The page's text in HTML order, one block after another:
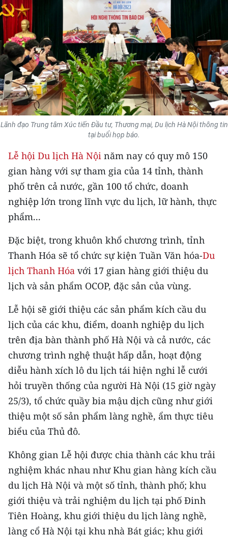
GIÁO DỤC
Y TẾ
KHOA HỌC - CÔNG NGHỆ
MÔI TRƯỜNG
BẠN ĐỌC
KIỂM CHỨNG THÔNG TIN
TRI THỨC CHUYÊN SÂU
54 DÂN TỘC VIỆT NAM
CHƯƠNG TRÌNH OCOP - MỖI XÃ
MỘT SẢN PHẨM
RADIO
MEDIA CENTER
Video
Media Chính trị
Media Kinh tế
Media Văn hóa
Media Xã hội
Media Pháp luật
Media Du lịch
Media Thế giới
Media Thể thao
Media Giáo dục
Lãnh đạo Trung tâm Xúc tiến Đầu tư, Thương mại, Du lịch Hà Nội thông tin
tại buổi họp báo.
Lễ hội Du lịch Hà Nội năm nay có quy mô 150
gian hàng với sự tham gia của 14 tỉnh, thành
phố trên cả nước, gần 100 tổ chức, doanh
nghiệp lớn trong lĩnh vực du lịch, lữ hành, thực
phẩm...
Đặc biệt, trong khuôn khổ chương trình, tỉnh
Thanh Hóa sẽ tổ chức sự kiện Tuần Văn hóa-Du
lịch Thanh Hóa với 17 gian hàng giới thiệu du
lịch và sản phẩm OCOP, đặc sản của vùng.
Lễ hội sẽ giới thiệu các sản phẩm kích cầu du
lịch của các khu, điểm, doanh nghiệp du lịch
trên địa bàn thành phố Hà Nội và cả nước, các
chương trình nghệ thuật hấp dẫn, hoạt động
diễu hành xích lô du lịch tái hiện nghi lễ cưới
hỏi truyền thống của người Hà Nội (15 giờ ngày
25/3), tổ chức quầy bia mậu dịch cũng như giới
thiệu một số sản phẩm làng nghề, ẩm thực tiêu
biểu của Thủ đô.
Không gian Lễ hội được chia thành các khu trải
nghiệm khác nhau như Khu gian hàng kích cầu
du lịch Hà Nội và một số tỉnh, thành phố; khu
giới thiệu và trải nghiệm du lịch tại phố Đinh
Tiên Hoàng, khu giới thiệu du lịch làng nghề,
làng cổ Hà Nội tại khu nhà Bát giác; khu giới